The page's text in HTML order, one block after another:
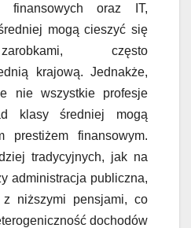
finansowych oraz IT,
mogą cieszyć się
często
krajową. Jednakże,
nie wszystkie profesje
klasy średniej mogą
prestiżem finansowym.
tradycyjnych, jak na
administracja publiczna,
niższymi pensjami, co
dochodów